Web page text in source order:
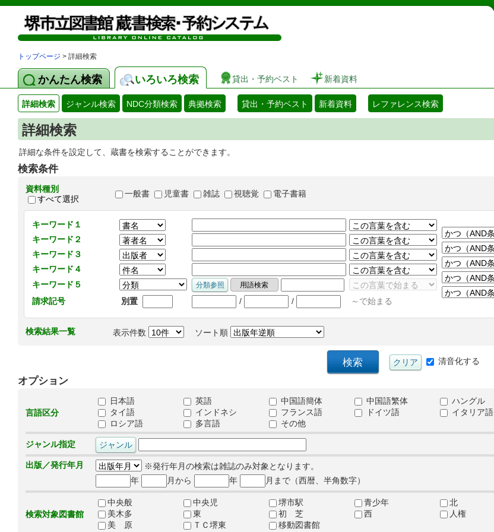
図書館 蔵書検索・予約システム
トップページ > 詳細検索
かんたん検索 いろいろ検索 貸出・予約ベスト 新着資料
詳細検索 ジャンル検索 NDC分類検索 典拠検索 貸出・予約ベスト 新着資料 レファレンス検索
詳細検索
詳細な条件を設定して、蔵書を検索することができます。
検索条件
資料種別
すべて選択
一般書 児童書 雑誌 視聴覚 電子書籍
キーワード１
キーワード２
キーワード３
キーワード４
キーワード５
請求記号
別置 / / ～で始まる
検索結果一覧 表示件数 ソート順
清音化する
オプション
言語区分
日本語 英語 中国語簡体 中国語繁体 ハングル
タイ語
インドネシ フランス語 ドイツ語 イタリア語
ロシア語
多言語 その他
ジャンル指定
出版／発行年月
※発行年月の検索は雑誌のみ対象となります。
年
月から 年 月まで（西暦、半角数字）
検索対象図書館
中央般 中央児 堺市駅 青少年 北
美木多
東 初 芝 西 人権
美 原
ＴＣ堺東 移動図書館